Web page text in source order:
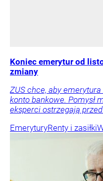
Koniec emerytur od
zmiany
ZUS chce, aby emerytura
konto bankowe. Pomysł
eksperci ostrzegają
EmeryturyRenty i zasiłki